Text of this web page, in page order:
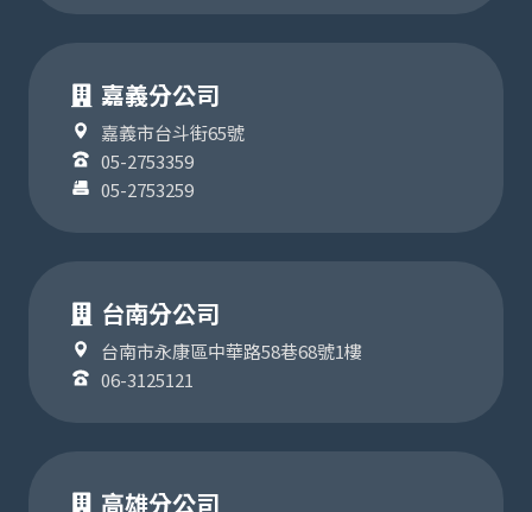
嘉義分公司
嘉義市台斗街65號
05-2753359
05-2753259
台南分公司
台南市永康區中華路58巷68號1樓
06-3125121
高雄分公司